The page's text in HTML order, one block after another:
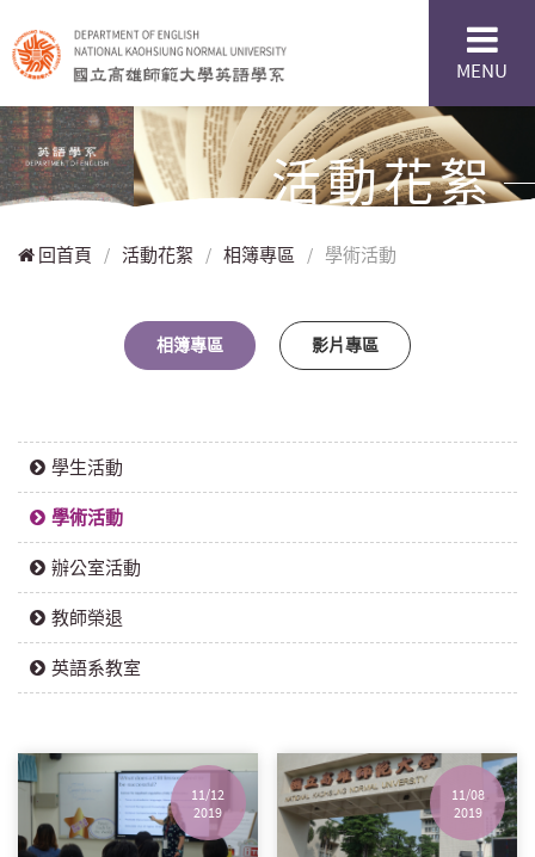
MENU
活動花絮
回首頁 / 活動花絮 / 相簿專區 / 學術活動
相簿專區 影片專區
學生活動
學術活動
辦公室活動
教師榮退
英語系教室
11/12
2019
11/08
2019